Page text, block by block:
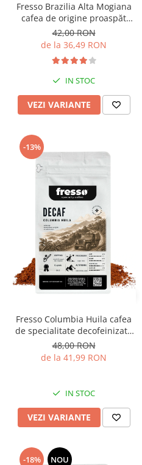
Fresso Brazilia Alta Mogiana
cafea de origine proaspăt
prăjită și măcinată
42,00 RON
de la 36,49 RON
IN STOC
VEZI VARIANTE
-13%
Fresso Columbia Huila cafea
de specialitate decofeinizată
proaspăt prăjită și măcinată
48,00 RON
de la 41,99 RON
IN STOC
VEZI VARIANTE
-18% NOU